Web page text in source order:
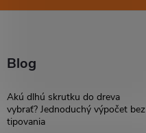
Blog
Akú dlhú skrutku do dreva
vybrať? Jednoduchý výpočet bez
tipovania